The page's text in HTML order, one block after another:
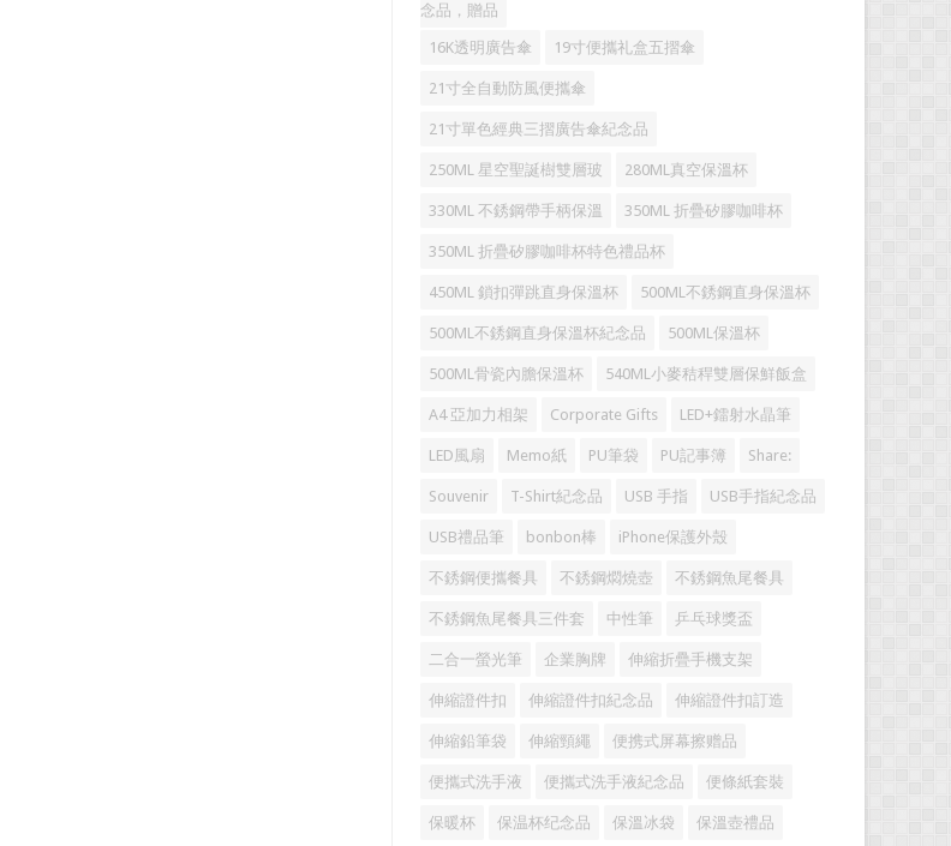
念品，贈品
16K透明廣告傘 19寸便攜礼盒五摺傘
21寸全自動防風便攜傘
21寸單色經典三摺廣告傘紀念品
250ML 星空聖誕樹雙層玻 280ML真空保溫杯
330ML 不銹鋼帶手柄保溫 350ML 折疊矽膠咖啡杯
350ML 折疊矽膠咖啡杯特色禮品杯
450ML 鎖扣彈跳直身保溫杯 500ML不銹鋼直身保溫杯
500ML不銹鋼直身保溫杯紀念品 500ML保溫杯
500ML骨瓷內膽保溫杯 540ML小麥秸稈雙層保鮮飯盒
A4 亞加力相架 Corporate Gifts LED+鐳射水晶筆
LED風扇 Memo紙 PU筆袋 PU記事簿 Share:
Souvenir T-Shirt紀念品 USB 手指 USB手指紀念品
USB禮品筆 bonbon棒 iPhone保護外殼
不銹鋼便攜餐具 不銹鋼燜燒壺 不銹鋼魚尾餐具
不銹鋼魚尾餐具三件套 中性筆 乒乓球獎盃
二合一螢光筆 企業胸牌 伸縮折疊手機支架
伸縮證件扣 伸縮證件扣紀念品 伸縮證件扣訂造
伸縮鉛筆袋 伸縮頸繩 便携式屏幕擦赠品
便攜式洗手液 便攜式洗手液紀念品 便條紙套裝
保暖杯 保温杯纪念品 保溫冰袋 保溫壺禮品